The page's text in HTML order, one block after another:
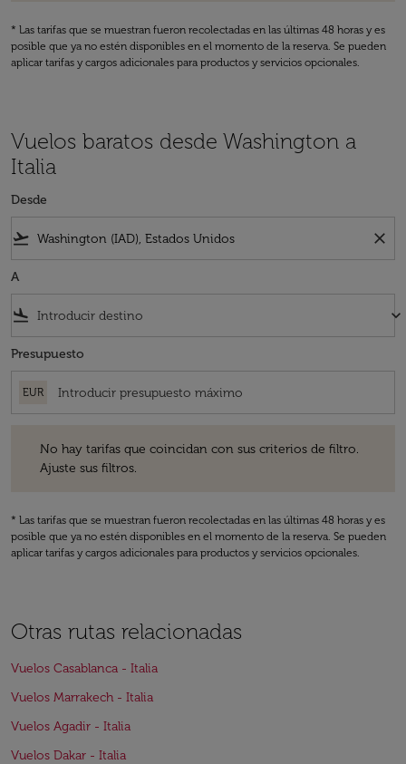
* Las tarifas que se muestran fueron recolectadas en las últimas 48 horas y es
posible que ya no estén disponibles en el momento de la reserva. Se pueden
aplicar tarifas y cargos adicionales para productos y servicios opcionales.
Vuelos baratos desde Washington a
Italia
Desde
flight_takeoff close
A
flight_land keyboard_arrow_down
Presupuesto
EUR
No hay tarifas que coincidan con sus criterios de filtro.
Ajuste sus filtros.
* Las tarifas que se muestran fueron recolectadas en las últimas 48 horas y es
posible que ya no estén disponibles en el momento de la reserva. Se pueden
aplicar tarifas y cargos adicionales para productos y servicios opcionales.
Otras rutas relacionadas
Vuelos Casablanca - Italia
Vuelos Marrakech - Italia
Vuelos Agadir - Italia
Vuelos Dakar - Italia